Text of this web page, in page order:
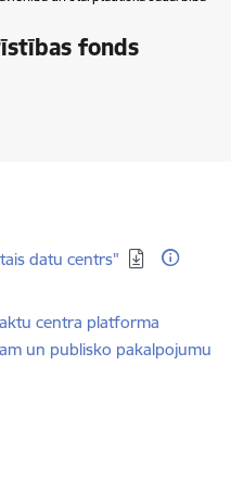
fonds
datu centrs"
centra platforma
un publisko pakalpojumu